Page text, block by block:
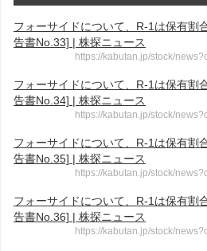
フォーサイドについて、R-1は保有割
告書No.33] | 株探ニュース
https://kabutan.jp/stock/
フォーサイドについて、R-1は保有割
告書No.34] | 株探ニュース
https://kabutan.jp/stock/
フォーサイドについて、R-1は保有割
告書No.35] | 株探ニュース
https://kabutan.jp/stock/
フォーサイドについて、R-1は保有割
告書No.36] | 株探ニュース
https://kabutan.jp/stock/